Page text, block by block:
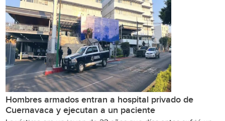
Hombres armados entran a hospital privado de
Cuernavaca y ejecutan a un paciente